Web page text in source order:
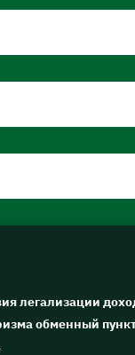
легализации
обменный